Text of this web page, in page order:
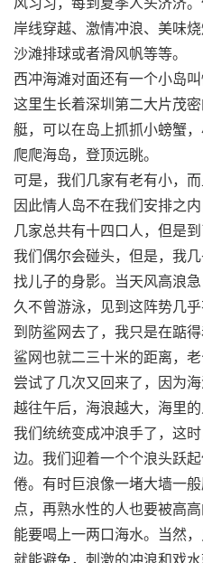
岸线穿越、激情冲浪、美味
沙滩排球或者滑风帆等等。
西冲海滩对面还有一个小岛
这里生长着深圳第二大片茂
艇，可以在岛上抓抓小螃蟹
爬爬海岛，登顶远眺。
可是，我们几家有老有小，
因此情人岛不在我们安排之
几家总共有十四口人，但是
我们偶尔会碰头，但是，我
找儿子的身影。当天风高浪
久不曾游泳，见到这阵势几
到防鲨网去了，我只是在踮
鲨网也就二三十米的距离，
尝试了几次又回来了，因为海
越往午后，海浪越大，海里
我们统统变成冲浪手了，这
边。我们迎着一个个浪头跃
倦。有时巨浪像一堵大墙一
点，再熟水性的人也要被高
能要喝上一两口海水。当然